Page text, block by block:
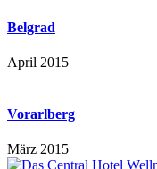
Belgrad
April 2015
Vorarlberg
März 2015